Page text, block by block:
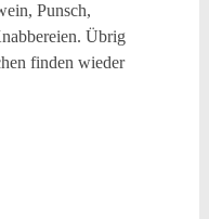
Punsch,
Übrig
finden wieder